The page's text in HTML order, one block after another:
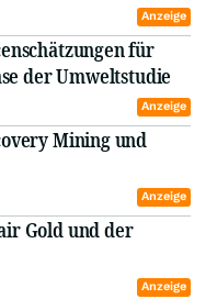
Anzeige
für
der Umweltstudie
Anzeige
Mining und
Anzeige
Gold und der
Anzeige